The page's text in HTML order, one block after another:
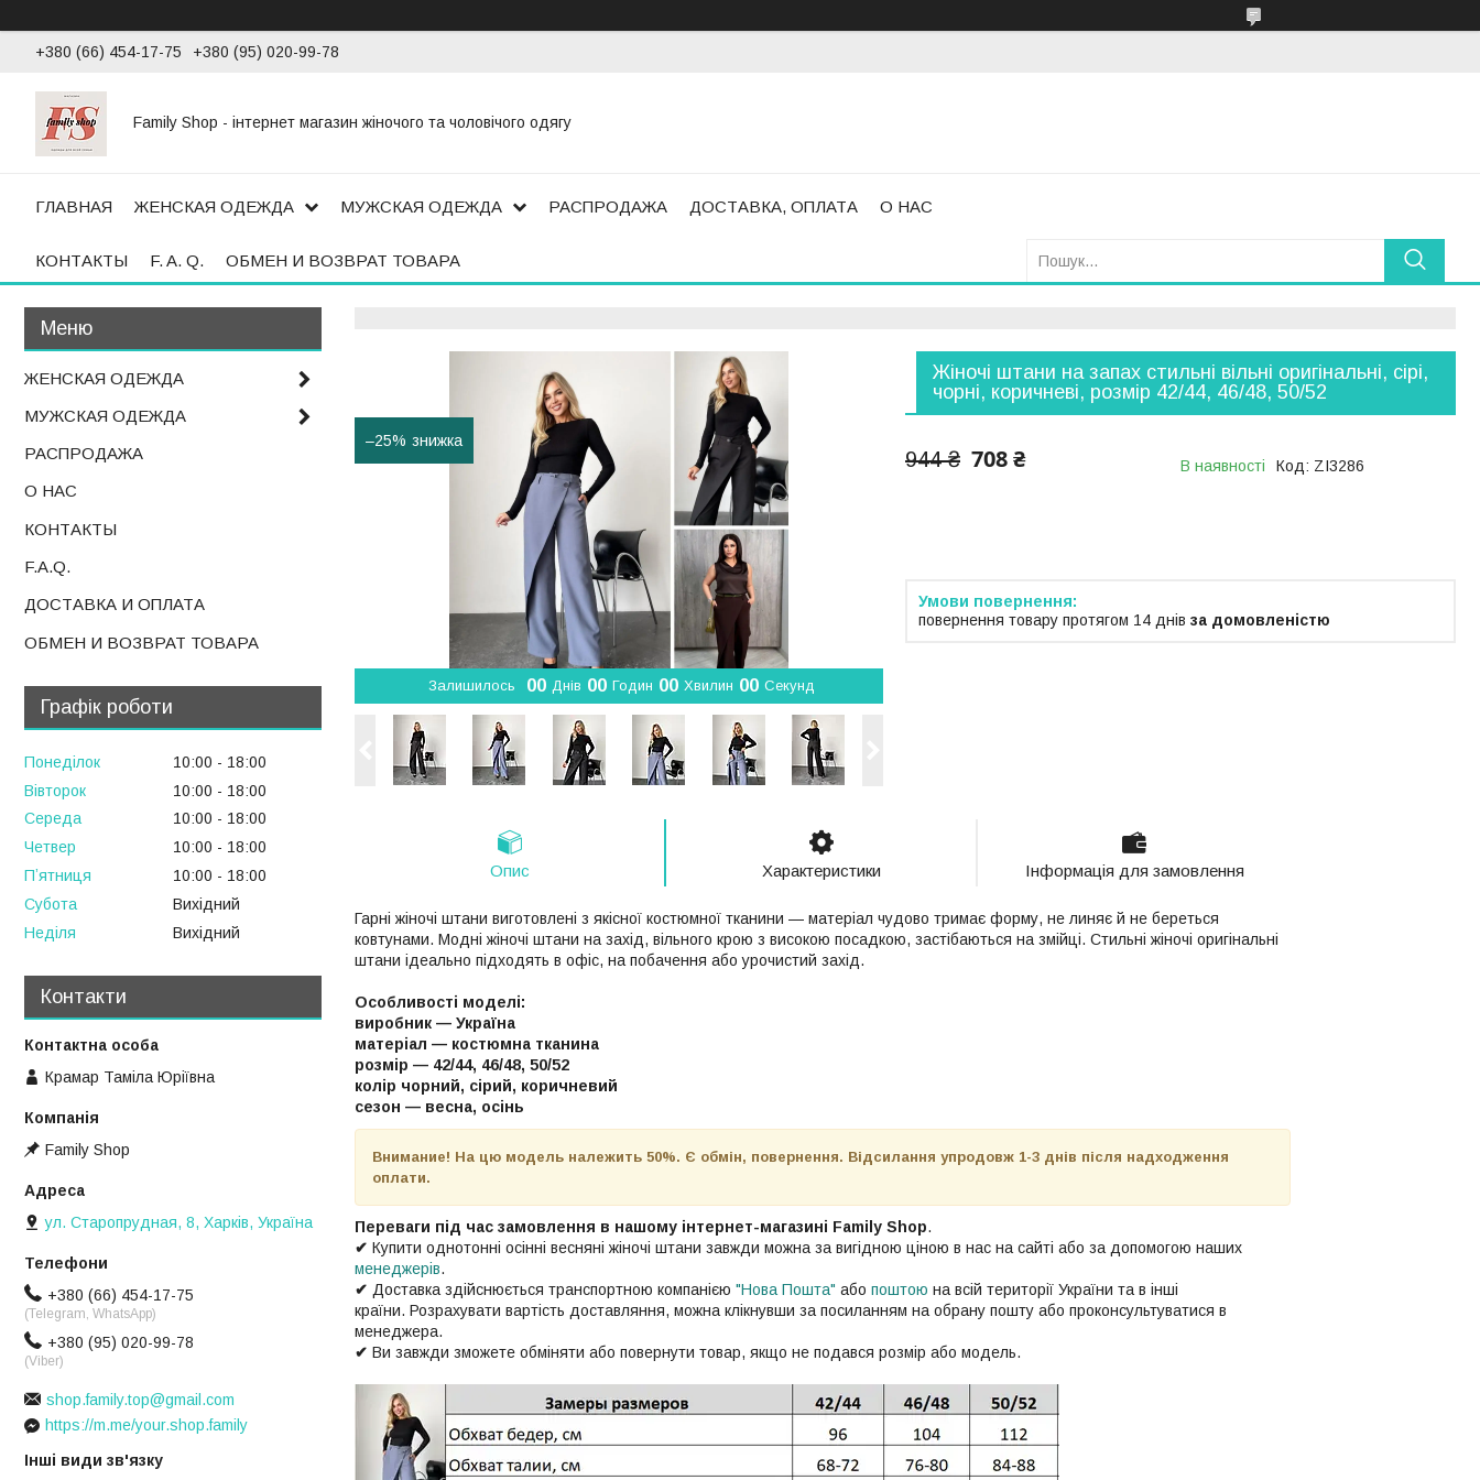
+380 (66) 454-17-75 +380 (95) 020-99-78
Family Shop - інтернет магазин жіночого та чоловічого одягу
ГЛАВНАЯ ЖЕНСКАЯ ОДЕЖДА МУЖСКАЯ ОДЕЖДА РАСПРОДАЖА ДОСТАВКА, ОПЛАТА О НАС
КОНТАКТЫ F. A. Q. ОБМЕН И ВОЗВРАТ ТОВАРА
–25%
Залишилось 00 Днів 00 Годин 00 Хвилин 00 Секунд
Жіночі штани на запах стильні вільні оригінальні, сірі,
чорні, коричневі, розмір 42/44, 46/48, 50/52
944 ₴ 708 ₴ В наявності Код: ZI3286
повернення товару протягом 14 днів за домовленістю
Опис Характеристики Інформація для замовлення
Гарні жіночі штани виготовлені з якісної костюмної тканини — матеріал чудово тримає форму, не линяє й не береться
ковтунами. Модні жіночі штани на захід, вільного крою з високою посадкою, застібаються на змійці. Стильні жіночі оригінальні
штани ідеально підходять в офіс, на побачення або урочистий захід.
Особливості моделі:
виробник — Україна
матеріал — костюмна тканина
розмір — 42/44, 46/48, 50/52
колір чорний, сірий, коричневий
сезон — весна, осінь
Внимание! На цю модель належить 50%. Є обмін, повернення. Відсилання упродовж 1-3 днів після надходження
оплати.
Переваги під час замовлення в нашому інтернет-магазині Family Shop.
✔ Купити однотонні осінні весняні жіночі штани завжди можна за вигідною ціною в нас на сайті або за допомогою наших
менеджерів.
✔ Доставка здійснюється транспортною компанією "Нова Пошта" або поштою на всій території України та в інші
країни. Розрахувати вартість доставляння, можна клікнувши за посиланням на обрану пошту або проконсультуватися в
менеджера.
✔ Ви завжди зможете обміняти або повернути товар, якщо не подався розмір або модель.
ЖЕНСКАЯ ОДЕЖДА
МУЖСКАЯ ОДЕЖДА
РАСПРОДАЖА
О НАС
КОНТАКТЫ
F.A.Q.
ДОСТАВКА И ОПЛАТА
ОБМЕН И ВОЗВРАТ ТОВАРА
Графік роботи
Понеділок 10:00
18:00
Вівторок
10:00
18:00
Середа
10:00
18:00
Четвер
10:00
18:00
Пʼятниця
10:00
18:00
Субота
Вихідний
Неділя
Вихідний
Контакти
Крамар Таміла Юріївна
Family Shop
ул. Старопрудная, 8, Харків, Україна
+380 (66) 454-17-75
(Telegram, WhatsApp)
+380 (95) 020-99-78
(Viber)
shop.family.top@gmail.com
https://m.me/your.shop.family
Інші види зв'язку